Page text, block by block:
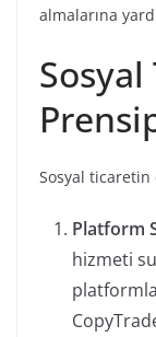
almalarına
Sosyal
Sosyal ticaretin
Platform
hizmeti